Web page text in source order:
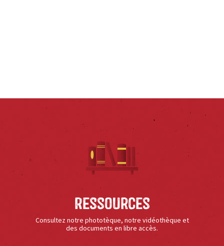
Ressources
Consultez notre phototèque, notre vidéothèque et
des documents en libre accès.